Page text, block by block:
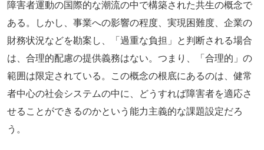
障害者運動の国際的な潮流の中で構築された共生の概念で
ある。しかし、事業への影響の程度、実現困難度、企業の
財務状況などを勘案し、「過重な負担」と判断される場合
は、合理的配慮の提供義務はない。つまり、「合理的」の
範囲は限定されている。この概念の根底にあるのは、健常
者中心の社会システムの中に、どうすれば障害者を適応さ
せることができるのかという能力主義的な課題設定だろ
う。